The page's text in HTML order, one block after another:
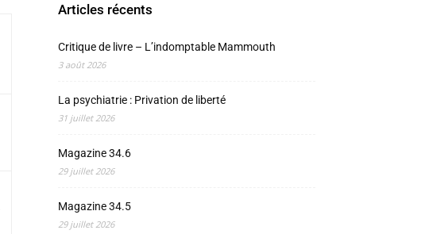
Articles récents
Critique de livre – L’indomptable Mammouth
3 août 2026
La psychiatrie : Privation de liberté
31 juillet 2026
Magazine 34.6
29 juillet 2026
Magazine 34.5
29 juillet 2026